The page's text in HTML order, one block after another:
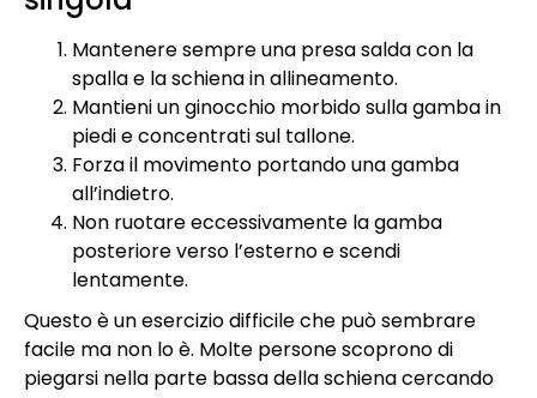
Mantenere sempre una presa salda con la
spalla e la schiena in allineamento.
Mantieni un ginocchio morbido sulla gamba in
piedi e concentrati sul tallone.
Forza il movimento portando una gamba
all’indietro.
Non ruotare eccessivamente la gamba
posteriore verso l’esterno e scendi
lentamente.
Questo è un esercizio difficile che può sembrare
facile ma non lo è. Molte persone scoprono di
piegarsi nella parte bassa della schiena cercando